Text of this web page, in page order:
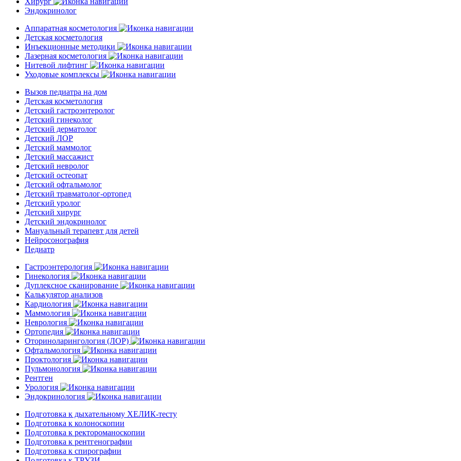
Эндокринолог
Аппаратная косметология
Детская косметология
Инъекционные методики
Лазерная косметология
Нитевой лифтинг
Уходовые комплексы
Вызов педиатра на дом
Детская косметология
Детский гастроэнтеролог
Детский гинеколог
Детский дерматолог
Детский ЛОР
Детский маммолог
Детский массажист
Детский невролог
Детский остеопат
Детский офтальмолог
Детский травматолог-ортопед
Детский уролог
Детский хирург
Детский эндокринолог
Мануальный терапевт для детей
Нейросонография
Педиатр
Гастроэнтерология
Гинекология
Дуплексное сканирование
Калькулятор анализов
Кардиология
Маммология
Неврология
Ортопедия
Оториноларингология (ЛОР)
Офтальмология
Проктология
Пульмонология
Рентген
Урология
Эндокринология
Подготовка к дыхательному ХЕЛИК-тесту
Подготовка к колоноскопии
Подготовка к ректороманоскопии
Подготовка к рентгенографии
Подготовка к спирографии